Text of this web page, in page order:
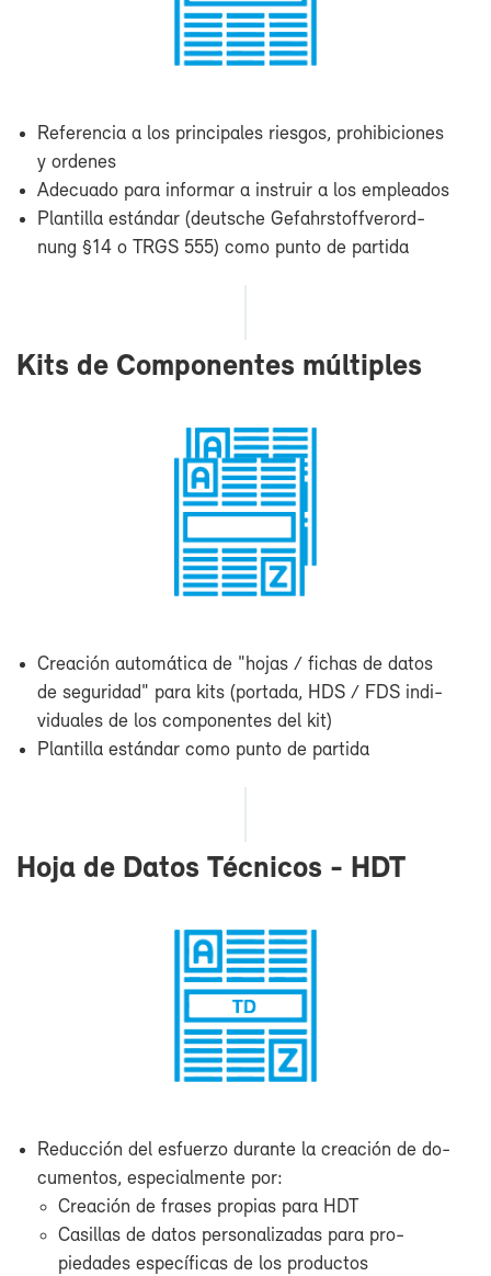
Re­fe­ren­cia a los prin­ci­pa­les ries­gos, prohi­bi­cio­nes
y or­de­nes
Ade­cua­do pa­ra in­for­mar a ins­truir a los em­plea­dos
Plan­ti­lla es­tán­dar (deu­ts­che Ge­fahrs­toff­ve­rord­
nung §14 o TRGS 555) co­mo pun­to de par­ti­da
Kits de Com­po­nen­tes múl­ti­ples
Crea­ción au­to­má­ti­ca de "ho­jas / fi­chas de da­tos
de se­gu­ri­dad" pa­ra kits (por­ta­da, HDS / FDS in­di­
vi­dua­les de los com­po­nen­tes del kit)
Plan­ti­lla es­tán­dar co­mo pun­to de par­ti­da
Ho­ja de Da­tos Téc­ni­cos - HDT
Re­duc­ción del es­fuer­zo du­ran­te la crea­ción de do­
cu­men­tos, es­pe­cial­men­te por:
Crea­ción de fra­ses pro­pias pa­ra HDT
Ca­si­llas de da­tos per­so­na­li­za­das pa­ra pro­
pie­da­des es­pe­cí­fi­cas de los pro­duc­tos